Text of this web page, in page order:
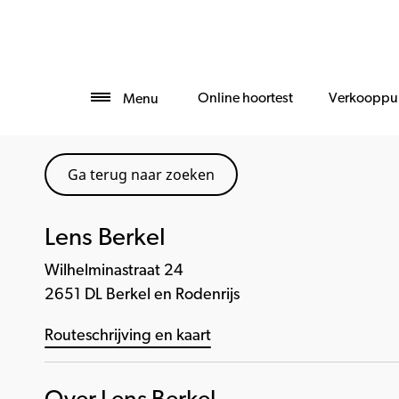
Menu Online hoortest
Ga terug naar zoeken
Lens Berkel
Wilhelminastraat 24
2651 DL Berkel en Rodenrijs
Routeschrijving en kaart